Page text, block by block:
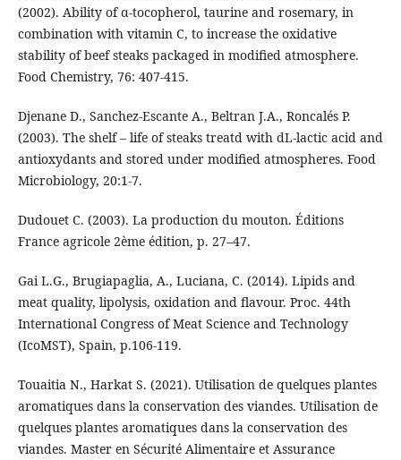
(2002). Ability of α-tocopherol, taurine and rosemary, in
combination with vitamin C, to increase the oxidative
stability of beef steaks packaged in modified atmosphere.
Food Chemistry, 76: 407-415.
Djenane D., Sanchez-Escante A., Beltran J.A., Roncalés P.
(2003). The shelf – life of steaks treatd with dL-lactic acid and
antioxydants and stored under modified atmospheres. Food
Microbiology, 20:1-7.
Dudouet C. (2003). La production du mouton. Éditions
France agricole 2ème édition, p. 27–47.
Gai L.G., Brugiapaglia, A., Luciana, C. (2014). Lipids and
meat quality, lipolysis, oxidation and flavour. Proc. 44th
International Congress of Meat Science and Technology
(IcoMST), Spain, p.106-119.
Touaitia N., Harkat S. (2021). Utilisation de quelques plantes
aromatiques dans la conservation des viandes. Utilisation de
quelques plantes aromatiques dans la conservation des
viandes. Master en Sécurité Alimentaire et Assurance